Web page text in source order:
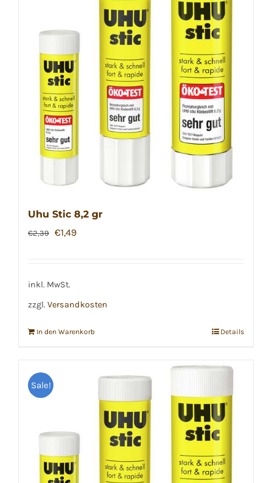
Uhu Stic 8,2 gr
€2,39 Ursprünglicher
€2,39
€1,49Aktueller
inkl. MwSt.
zzgl. Versandkosten
In den Warenkorb Details
Sale!